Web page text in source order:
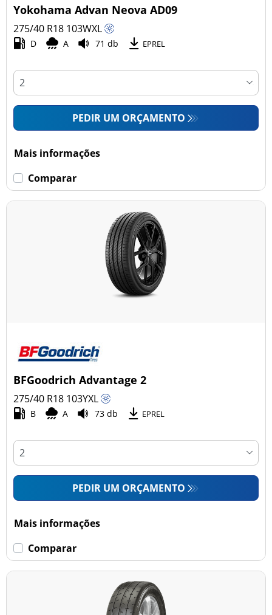
Yokohama Advan Neova AD09
275/40 R18 103WXL
D A 71 db EPREL
PEDIR UM ORÇAMENTO
Mais informações
Comparar
BFGoodrich Advantage 2
275/40 R18 103YXL
B A 73 db EPREL
PEDIR UM ORÇAMENTO
Mais informações
Comparar